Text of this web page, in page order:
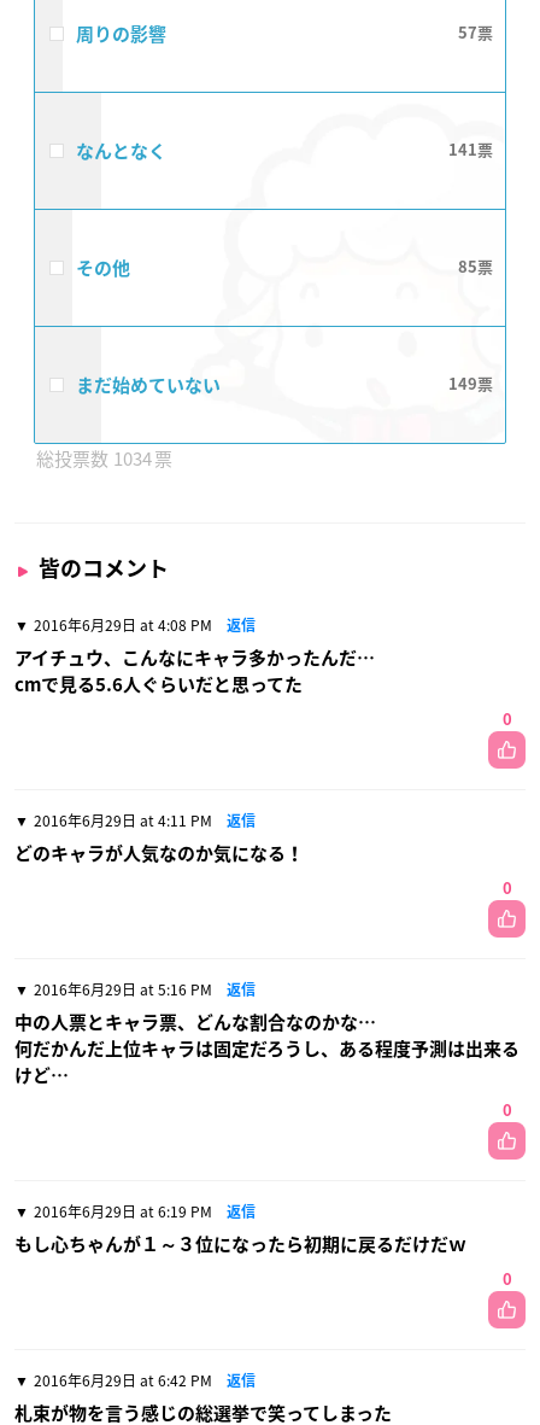
周りの影響 57
なんとなく 141
その他 85
まだ始めていない 149
1034
皆のコメント
2016年6月29日 at 4:08 PM 返信
アイチュウ、こんなにキャラ多かったんだ…
cmで見る5.6人ぐらいだと思ってた
0
2016年6月29日 at 4:11 PM 返信
どのキャラが人気なのか気になる！
0
2016年6月29日 at 5:16 PM 返信
中の人票とキャラ票、どんな割合なのかな…
何だかんだ上位キャラは固定だろうし、ある程度予測は出来る
けど…
0
2016年6月29日 at 6:19 PM 返信
もし心ちゃんが１～３位になったら初期に戻るだけだｗ
0
2016年6月29日 at 6:42 PM 返信
札束が物を言う感じの総選挙で笑ってしまった